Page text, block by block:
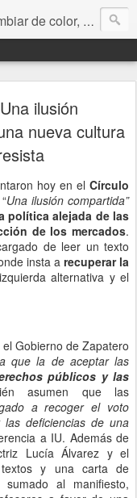
empresa, política, RRHH, formación. De Historia reciente, de educación y de temas sociales.
ilusión
nueva cultura
hoy en el Círculo
Una ilusión compartida”
política alejada de las
de los mercados.
de leer un texto
insta arecuperar la
alternativa y el
Gobierno de Zapatero
que la de aceptar las
públicos y las
asumen que las
a recoger el voto
deficiencias de una
a IU. Además de
Lucía Álvarez y el
textos y una carta de
al manifiesto,